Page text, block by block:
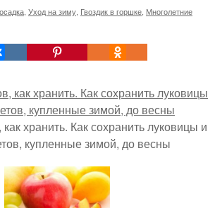
Уход на зиму Гвоздик в горшке Многолетние
хранить. Как сохранить луковицы и
купленные зимой, до весны